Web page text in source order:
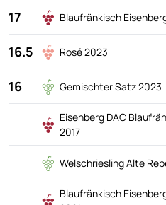
17 Blaufränkisch
16.5 Rosé 2023
16 Gemischter Satz 2023
Eisenberg DAC
2017
Welschriesling Alte
Blaufränkisch